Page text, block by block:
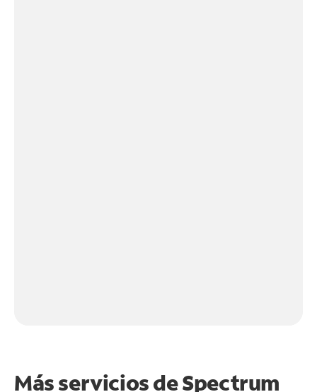
Más servicios de Spectrum